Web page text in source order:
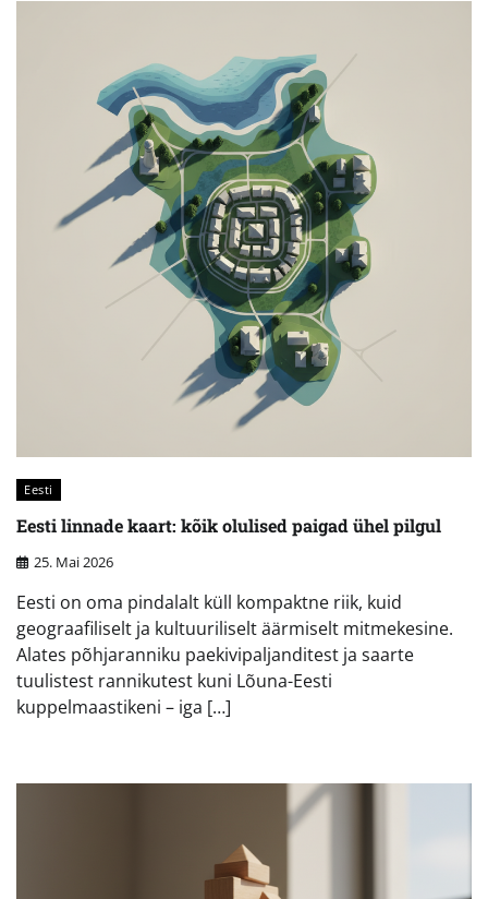
Eesti
Eesti linnade kaart: kõik olulised paigad ühel pilgul
25. Mai 2026
Eesti on oma pindalalt küll kompaktne riik, kuid
geograafiliselt ja kultuuriliselt äärmiselt mitmekesine.
Alates põhjaranniku paekivipaljanditest ja saarte
tuulistest rannikutest kuni Lõuna-Eesti
kuppelmaastikeni – iga […]